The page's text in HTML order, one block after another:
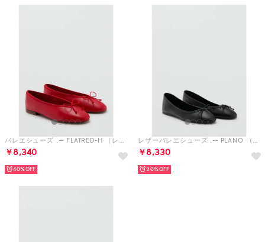
バレエシューズ .-- FLATRED-H （レッド）
￥8,340
40%
レザーバレエシューズ .-- PLANO （ブラック）
￥8,330
30%